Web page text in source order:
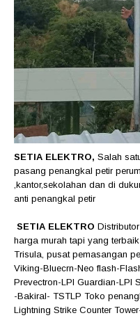
SETIA ELEKTRO, Salah
pasang penangkal petir
,kantor,sekolahan dan di
anti penangkal petir
SETIA ELEKTRO
harga murah tapi yang
Trisula, pusat pemasangan
Viking-Bluecrn-Neo flash-
Prevectron-LPI Guardian-LPI
-Bakiral- TSTLP Toko
Lightning Strike Counter